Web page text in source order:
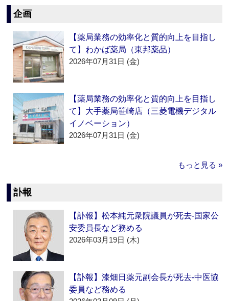
企画
【薬局業務の効率化と質的向上を目指し
て】わかば薬局（東邦薬品）
2026年07月31日 (金)
【薬局業務の効率化と質的向上を目指し
て】大手薬局笹崎店（三菱電機デジタル
イノベーション）
2026年07月31日 (金)
もっと見る »
訃報
【訃報】松本純元衆院議員が死去‐国家公
安委員長など務める
2026年03月19日 (木)
【訃報】漆畑日薬元副会長が死去‐中医協
委員など務める